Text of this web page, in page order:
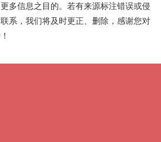
多信息之目的。若有来源标注错误或侵
系，我们将及时更正、删除，感谢您对